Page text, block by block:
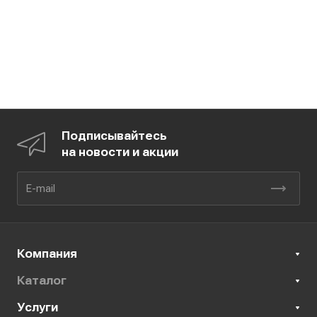
Подписывайтесь
на новости и акции
Компания
Каталог
Услуги